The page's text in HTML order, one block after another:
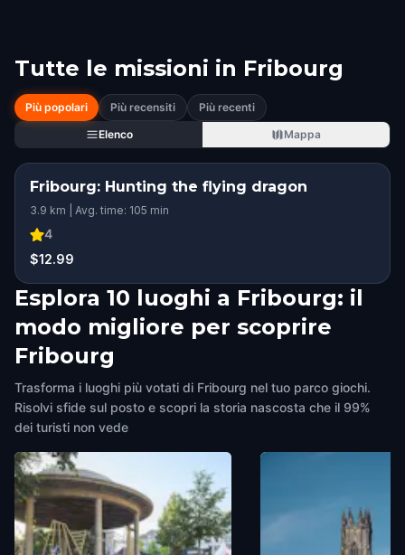
Tutte le missioni in Fribourg
Più popolari Più recensiti
Più recenti
Elenco
Mappa
Fribourg: Hunting the flying dragon
3.9 km | Avg. time: 105 min
4
$12.99
Esplora 10 luoghi a Fribourg: il
modo migliore per scoprire
Fribourg
Trasforma i luoghi più votati di Fribourg nel tuo parco giochi.
Risolvi sfide sul posto e scopri la storia nascosta che il 99%
dei turisti non vede